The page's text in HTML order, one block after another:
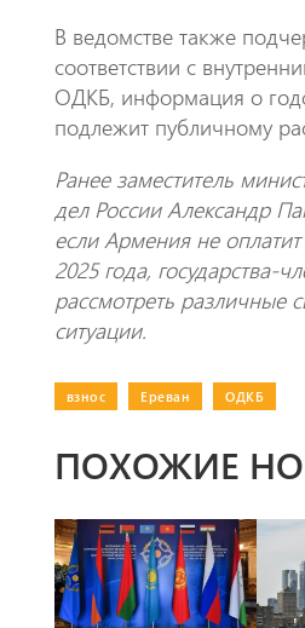
В ведомстве также
соответствии с
ОДКБ, информация о
подлежит публичному
Ранее заместитель
дел России Александр
если Армения не
2025 года, государства-
рассмотреть различные
ситуации.
взнос Ереван ОДКБ
ПОХОЖИЕ